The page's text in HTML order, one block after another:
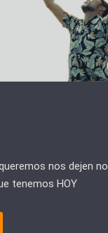
nos dejen
tenemos HOY